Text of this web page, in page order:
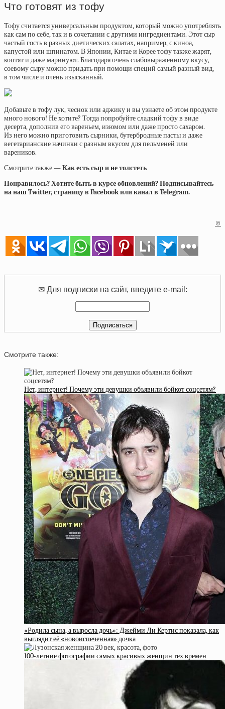
Что готовят из тофу
Тофу считается универсальным продуктом, который можно употреблять
как сам по себе, так и в сочетании с другими ингредиентами. Этот сыр
частый гость в разных диетических салатах, например, с киноа,
капустой или шпинатом. В Японии, Китае и Корее тофу также жарят,
коптят и даже маринуют. Благодаря очень слабовыраженному вкусу,
соевому сыру можно придать при помощи специй самый разный вид,
в том числе и очень изысканный.
Добавьте в тофу лук, чеснок или аджику и вы узнаете об этом продукте
много нового! Не хотите? Тогда попробуйте сладкий тофу в виде
десерта, дополнив его вареньем, изюмом или даже просто сахаром.
Из него можно приготовить сырники, бутербродные пасты и даже
вегетарианские начинки с разным вкусом для пельменей или
вареников.
Смотрите также —Как есть сыр и не толстеть
Понравилось? Хотите быть в курсе обновлений? Подписывайтесь
на наш Twitter, страницу в Facebook или канал в Telegram.
©
✉ Для подписки на сайт, введите e-mail:
Смотрите также:
Нет, интернет! Почему эти девушки объявили бойкот соцсетям?
«Родила сына, а выросла дочь»: Джейми Ли Кертис показала, как
выглядит её «новоиспеченная» дочка
100-летние фотографии самых красивых женщин тех времен